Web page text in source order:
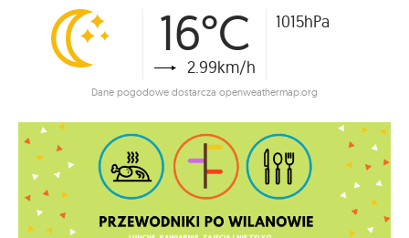
16°C
2.99km/h
1015hPa
Dane pogodowe dostarcza openweathermap.org